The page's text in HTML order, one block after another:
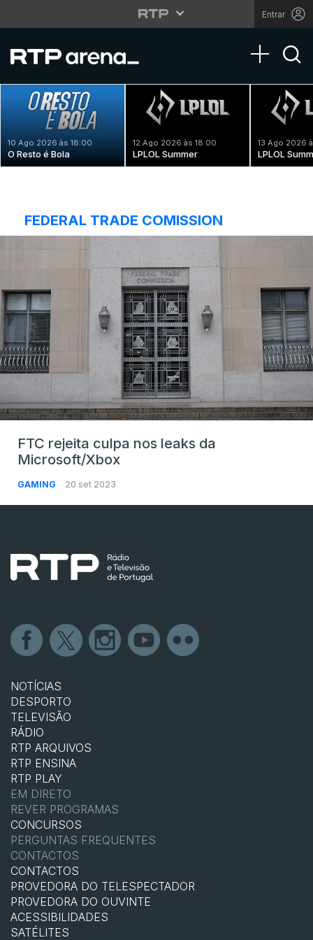
Entrar
Toggle
10 Ago 2026 às 18:00
O Resto é Bola
12 Ago 2026 às 18:00
LPLOL Summer
13 Ago 2026
LPLOL
FEDERAL TRADE COMISSION
FTC rejeita culpa nos leaks da
Microsoft/Xbox
GAMING 20 set 2023
NOTÍCIAS
DESPORTO
TELEVISÃO
RÁDIO
RTP ARQUIVOS
RTP ENSINA
RTP PLAY
EM DIRETO
REVER PROGRAMAS
CONCURSOS
PERGUNTAS FREQUENTES
CONTACTOS
CONTACTOS
PROVEDORA DO TELESPECTADOR
PROVEDORA DO OUVINTE
ACESSIBILIDADES
SATÉLITES